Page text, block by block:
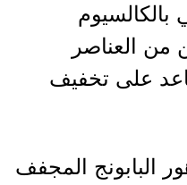
بالكالسيوم
من العناصر
على تخفيف
البابونج المجفف